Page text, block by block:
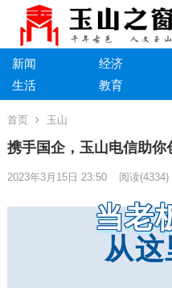
新闻 经济
生活
教育
首页 玉山
携手国企，玉山电信助你
2023年3月15日 23:50 阅读(4334)
当老
从